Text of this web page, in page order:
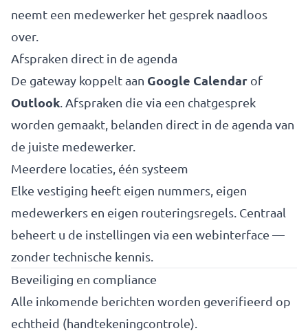
neemt een medewerker het gesprek naadloos
over.
Afspraken direct in de agenda
De gateway koppelt aan Google Calendar of
Outlook . Afspraken die via een chatgesprek
worden gemaakt, belanden direct in de agenda van
de juiste medewerker.
Meerdere locaties, één systeem
Elke vestiging heeft eigen nummers, eigen
medewerkers en eigen routeringsregels. Centraal
beheert u de instellingen via een webinterface —
zonder technische kennis.
Beveiliging en compliance
Alle inkomende berichten worden geverifieerd op
echtheid (handtekeningcontrole).